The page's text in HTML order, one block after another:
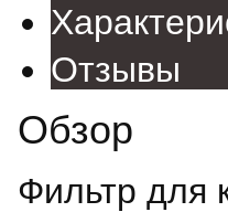
Отзывы
Обзор
Фильтр для